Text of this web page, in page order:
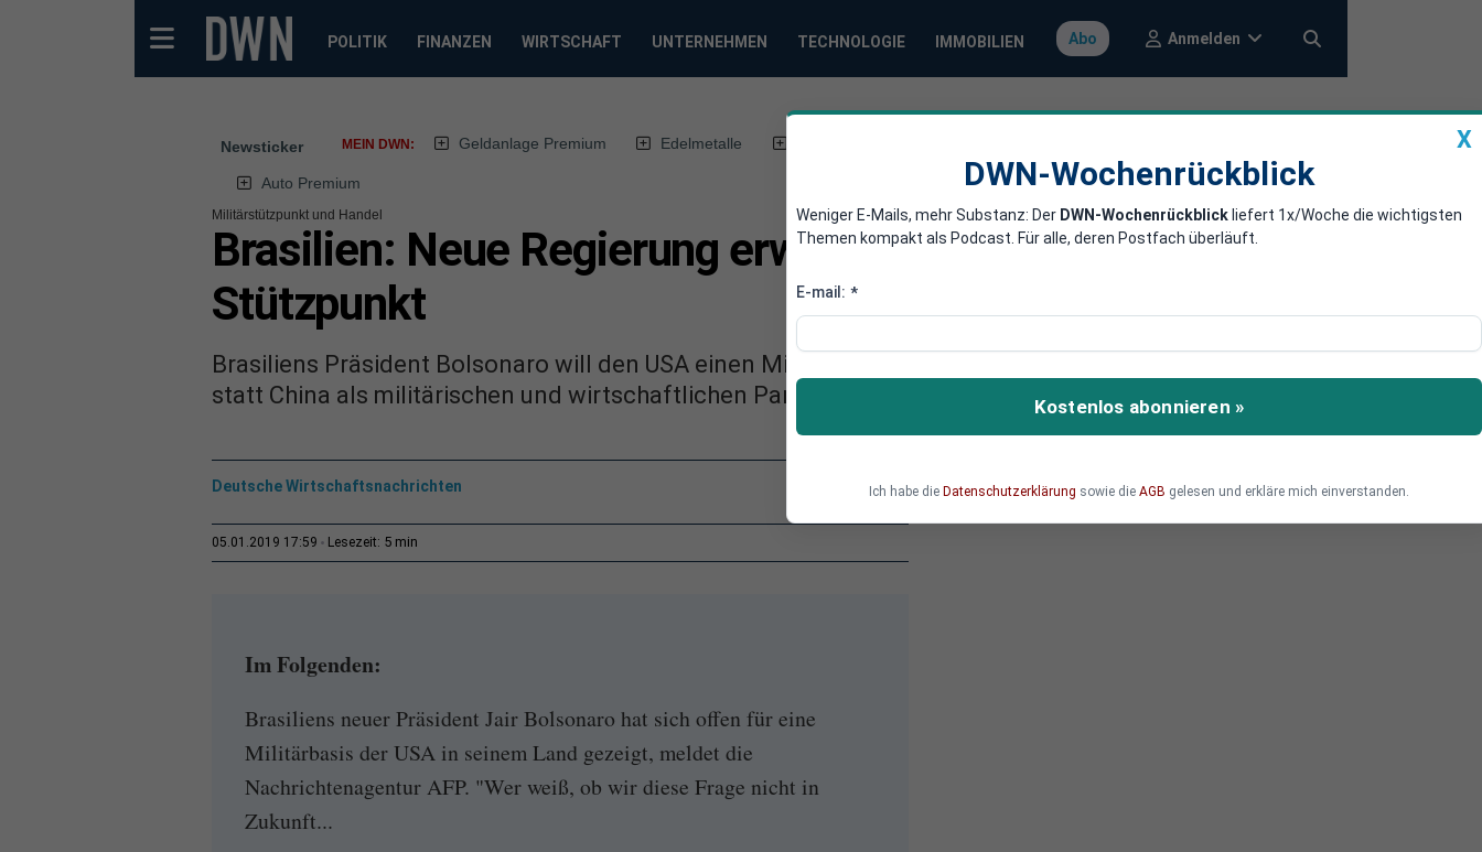
POLITIK FINANZEN WIRTSCHAFT UNTERNEHMEN TECHNOLOGIE IMMOBILIEN Abo Anmelden
Newsticker MEIN DWN: Geldanlage Premium Edelmetalle
Auto Premium
Militärstützpunkt und Handel
Brasilien: Neue Regierung erwägt Einrichtung von US-
Stützpunkt
Brasiliens Präsident Bolsonaro will den USA einen Militärstützpunkt geben. Er bevorzugt die USA
statt China als militärischen und wirtschaftlichen Partner.
Deutsche Wirtschaftsnachrichten
05.01.2019 17:59 Lesezeit: 5 min
Im Folgenden:
Brasiliens neuer Präsident Jair Bolsonaro hat sich offen für eine
Militärbasis der USA in seinem Land gezeigt, meldet die
Nachrichtenagentur AFP. "Wer weiß, ob wir diese Frage nicht in
Zukunft...
X
DWN-Wochenrückblick
Weniger E-Mails, mehr Substanz: Der DWN-Wochenrückblick liefert 1x/Woche die wichtigsten
Themen kompakt als Podcast. Für alle, deren Postfach überläuft.
E-mail: *
Kostenlos abonnieren »
Ich habe die Datenschutzerklärung sowie die AGB gelesen und erkläre mich einverstanden.